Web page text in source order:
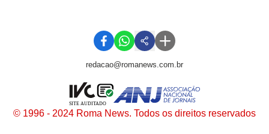
redacao@romanews.com.br
© 1996 - 2024 Roma News. Todos os direitos reservados
SITE AUDITADO